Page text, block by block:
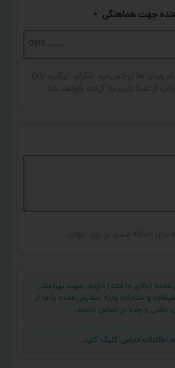
جهت هماهنگی *
اگر سفارش عمده (بالای ۱۰ عدد) دارید، جهت بهره‌مند
و خدمات ویژه سفارش عمده با ما از
تلفنی و چت در تماس باشید.
اطلاعات تماس کلیک کنید.